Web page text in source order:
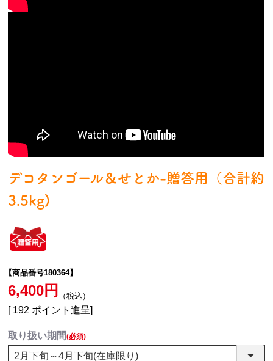
デコタンゴール＆せとか-贈答用（合計約
3.5kg)
【商品番号180364】
6,400 税込
[ 192 ポイント進呈]
取り扱い期間(必須)